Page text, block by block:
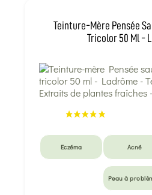
Teinture-Mère Pensée
Tricolor 50 Ml -
Eczéma Acné
Peau à